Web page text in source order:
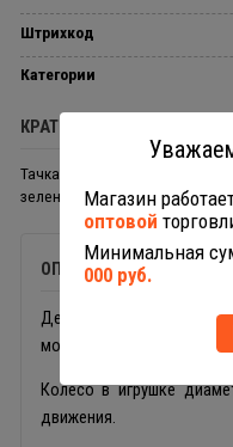
Штрихкод
Категории
КРАТКОЕ ОПИСАНИЕ
Тачка Садовод. При катании
зеленый.
ОПИСАНИЕ
Детская тележка 4376
моется под водой,
Колесо в игрушке
движения.
Магазин
оптовой
Минимальная
000 руб.